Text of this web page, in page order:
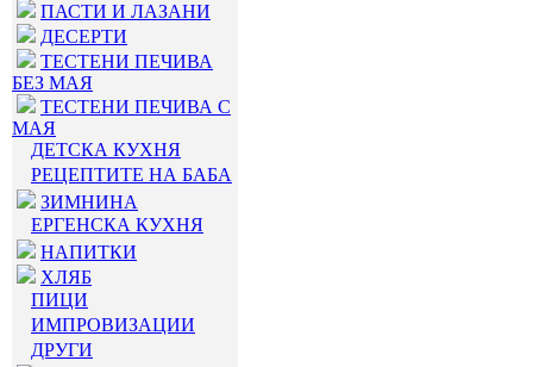
ПАСТИ И ЛАЗАНИ
ДЕСЕРТИ
ТЕСТЕНИ ПЕЧИВА
БЕЗ МАЯ
ТЕСТЕНИ ПЕЧИВА С
МАЯ
ДЕТСКА КУХНЯ
РЕЦЕПТИТЕ НА БАБА
ЗИМНИНА
ЕРГЕНСКА КУХНЯ
НАПИТКИ
ХЛЯБ
ПИЦИ
ИМПРОВИЗАЦИИ
ДРУГИ